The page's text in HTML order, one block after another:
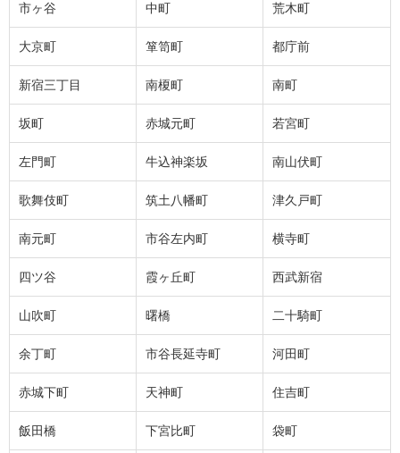
市ヶ谷 中町 荒木町
大京町 箪笥町 都庁前
新宿三丁目 南榎町 南町
坂町 赤城元町 若宮町
左門町 牛込神楽坂 南山伏町
歌舞伎町 筑土八幡町 津久戸町
南元町 市谷左内町 横寺町
四ツ谷 霞ヶ丘町 西武新宿
山吹町 曙橋 二十騎町
余丁町 市谷長延寺町 河田町
赤城下町 天神町 住吉町
飯田橋 下宮比町 袋町